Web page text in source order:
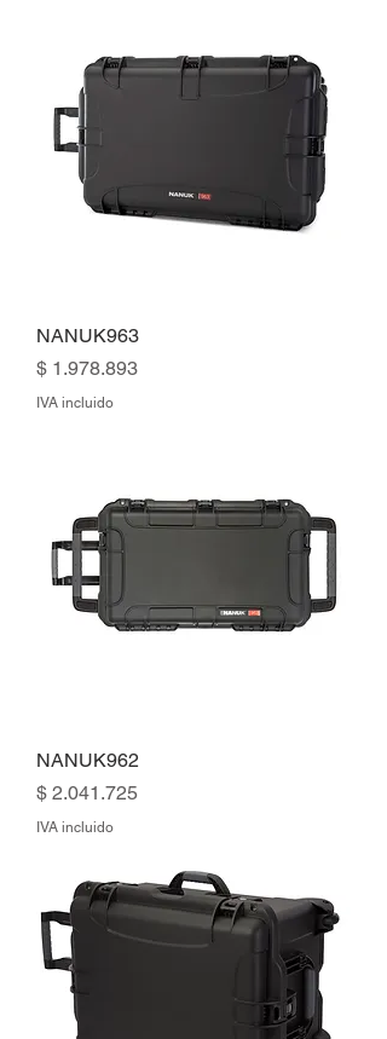
NANUK963
Precio
$ 1.978.893
IVA incluido
NANUK962
Precio
$ 2.041.725
IVA incluido